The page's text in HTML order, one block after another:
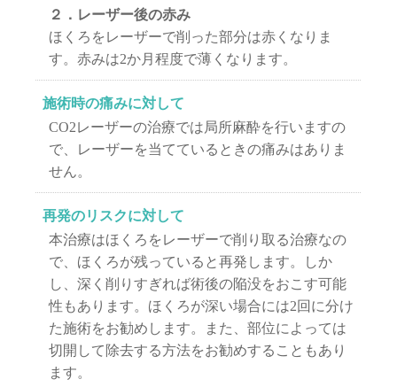
２．レーザー後の赤み
ほくろをレーザーで削った部分は赤くなりま
す。赤みは2か月程度で薄くなります。
施術時の痛みに対して
CO2レーザーの治療では局所麻酔を行いますの
で、レーザーを当てているときの痛みはありま
せん。
再発のリスクに対して
本治療はほくろをレーザーで削り取る治療なの
で、ほくろが残っていると再発します。しか
し、深く削りすぎれば術後の陥没をおこす可能
性もあります。ほくろが深い場合には2回に分け
た施術をお勧めします。また、部位によっては
切開して除去する方法をお勧めすることもあり
ます。